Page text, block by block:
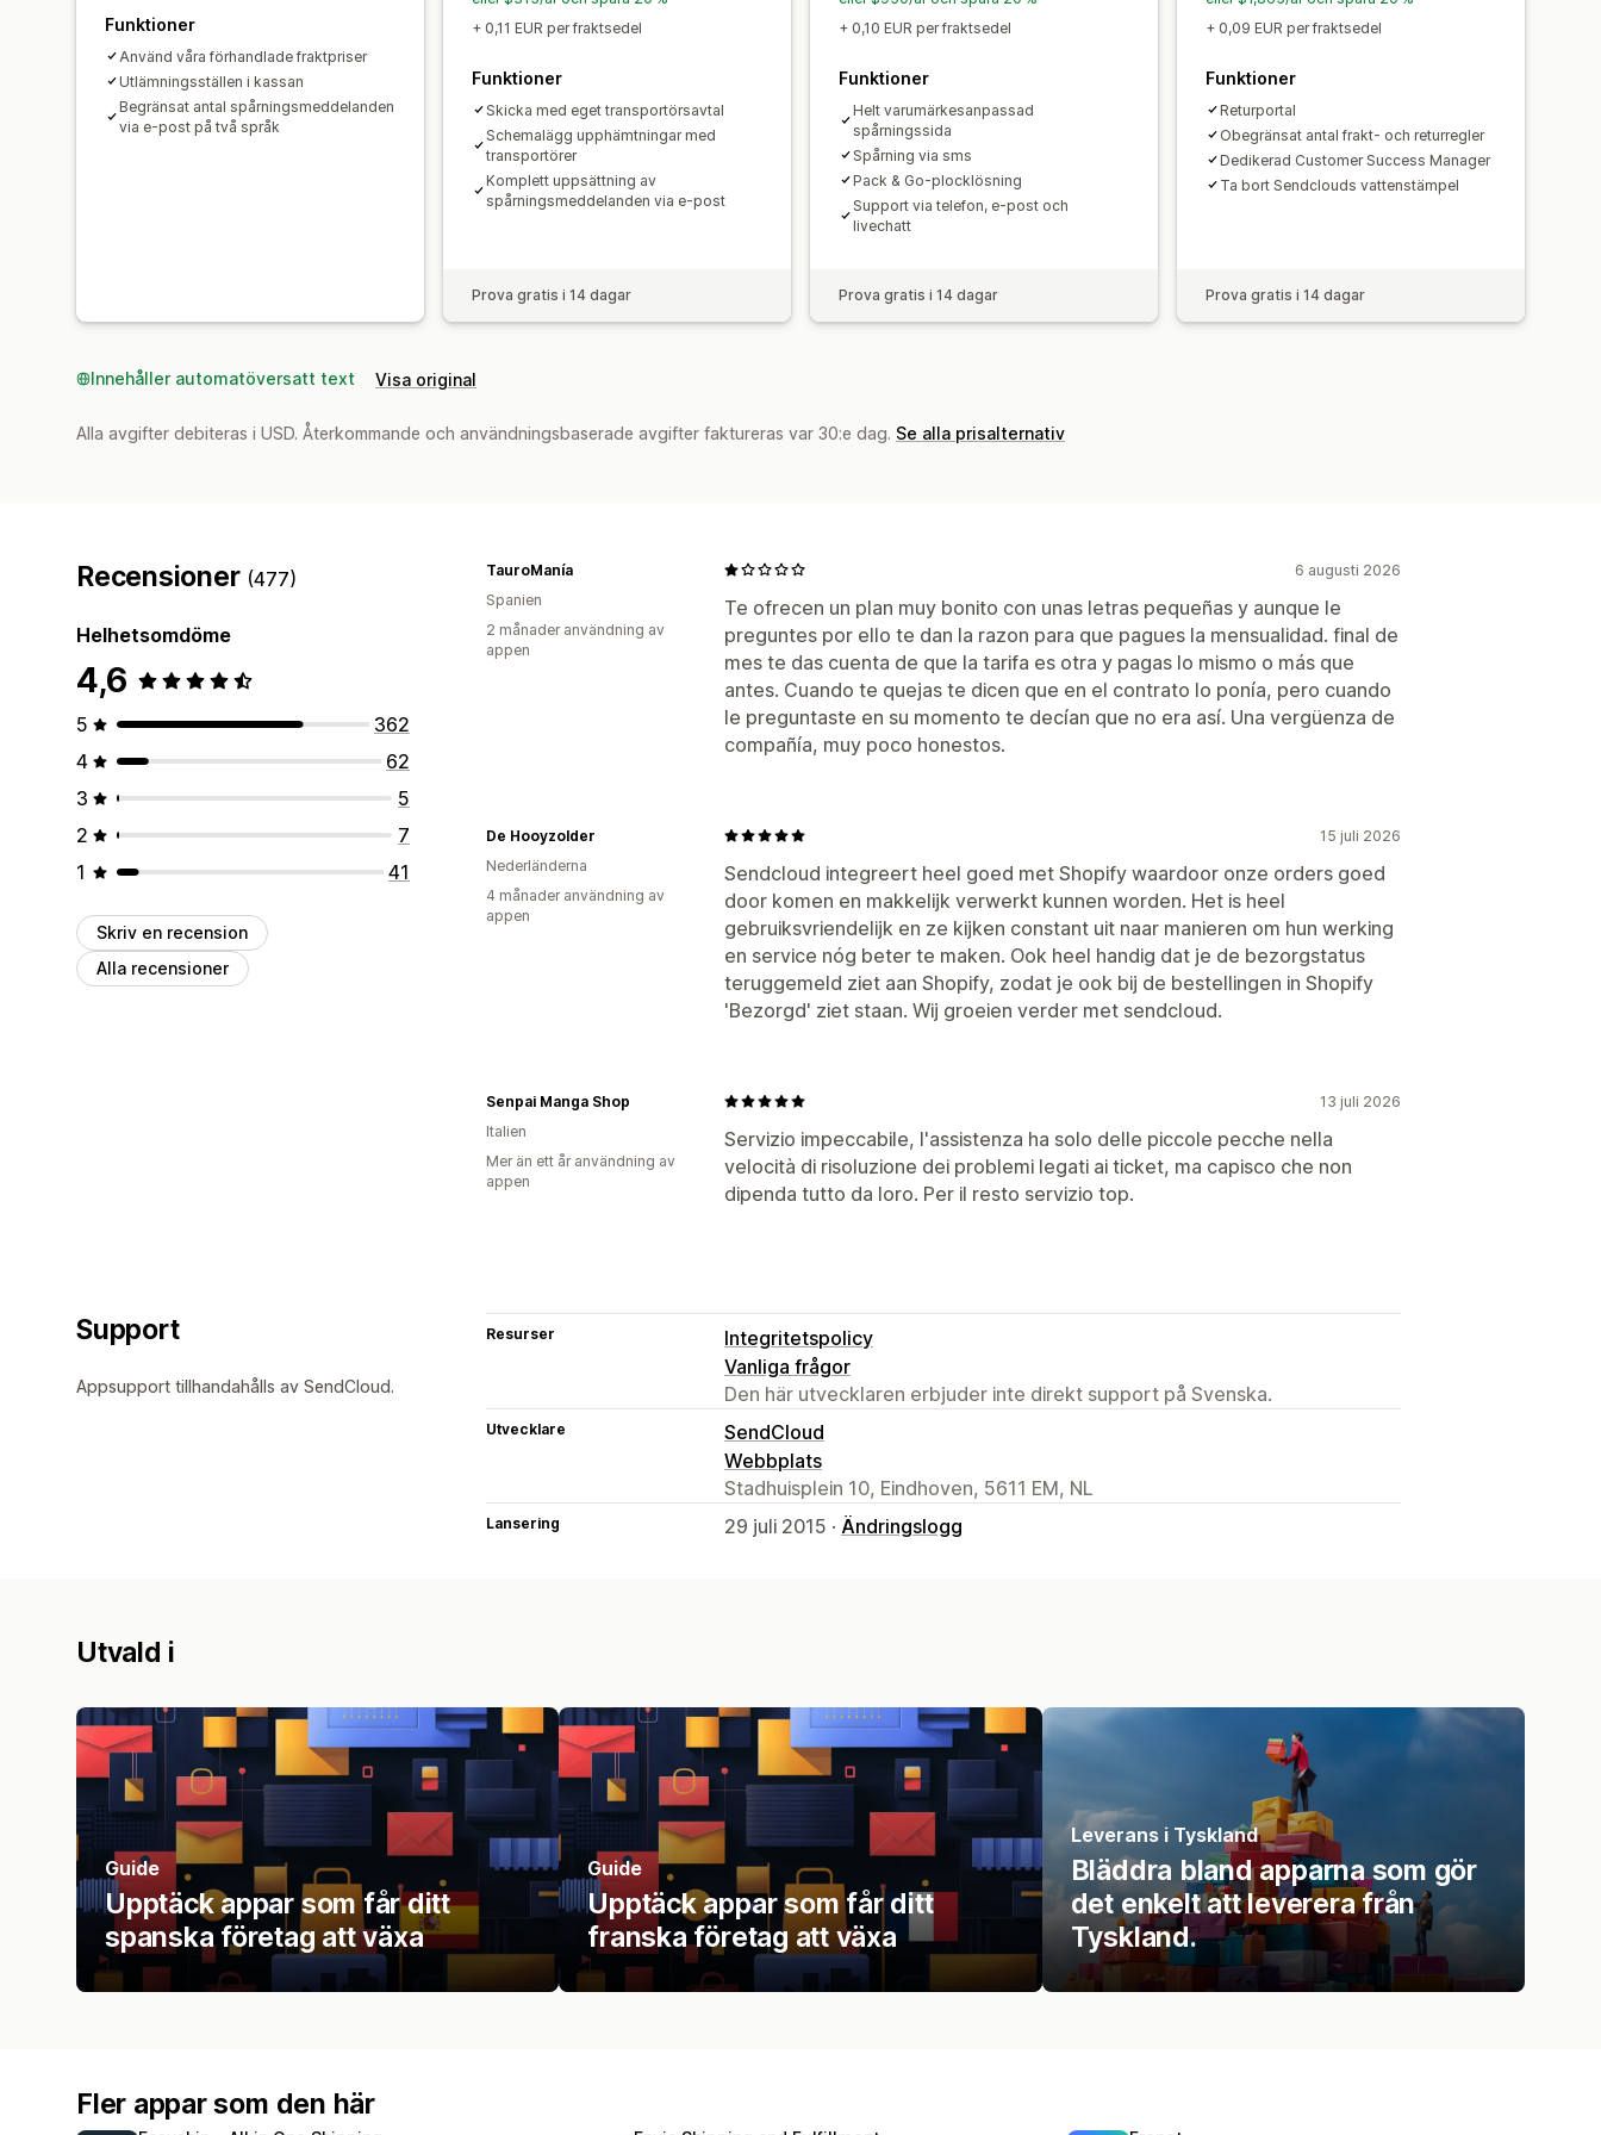
Funktioner
Använd våra förhandlade fraktpriser
Utlämningsställen i kassan
Begränsat antal spårningsmeddelanden
via e-post på två språk
+ 0,11 EUR per fraktsedel
Funktioner
Skicka med eget transportörsavtal
Schemalägg upphämtningar med
transportörer
Komplett uppsättning av
spårningsmeddelanden via e-post
Prova gratis i 14 dagar
+ 0,10 EUR per fraktsedel
Funktioner
Helt varumärkesanpassad
spårningssida
Spårning via sms
Pack & Go-plocklösning
Support via telefon, e-post och
livechatt
Prova gratis i 14 dagar
+ 0,09 EUR per fraktsedel
Funktioner
Returportal
Obegränsat antal frakt- och returregler
Dedikerad Customer Success Manager
Ta bort Sendclouds vattenstämpel
Prova gratis i 14 dagar
Innehåller automatöversatt text Visa original
Alla avgifter debiteras i USD. Återkommande och användningsbaserade avgifter faktureras var 30:e dag. Se alla prisalternativ
Recensioner (477)
Helhetsomdöme
4,6
5
362
4
62
3
5
2
7
1
41
Skriv en recension
Alla recensioner
6 augusti 2026
Te ofrecen un plan muy bonito con unas letras pequeñas y aunque le
preguntes por ello te dan la razon para que pagues la mensualidad. final de
mes te das cuenta de que la tarifa es otra y pagas lo mismo o más que
antes. Cuando te quejas te dicen que en el contrato lo ponía, pero cuando
le preguntaste en su momento te decían que no era así. Una vergüenza de
compañía, muy poco honestos.
TauroManía
Spanien
2 månader användning av
appen
15 juli 2026
Sendcloud integreert heel goed met Shopify waardoor onze orders goed
door komen en makkelijk verwerkt kunnen worden. Het is heel
gebruiksvriendelijk en ze kijken constant uit naar manieren om hun werking
en service nóg beter te maken. Ook heel handig dat je de bezorgstatus
teruggemeld ziet aan Shopify, zodat je ook bij de bestellingen in Shopify
'Bezorgd' ziet staan. Wij groeien verder met sendcloud.
De Hooyzolder
Nederländerna
4 månader användning av
appen
13 juli 2026
Servizio impeccabile, l'assistenza ha solo delle piccole pecche nella
velocità di risoluzione dei problemi legati ai ticket, ma capisco che non
dipenda tutto da loro. Per il resto servizio top.
Senpai Manga Shop
Italien
Mer än ett år användning av
appen
Support
Appsupport tillhandahålls av SendCloud.
Resurser
Integritetspolicy
Vanliga frågor
Den här utvecklaren erbjuder inte direkt support på Svenska.
Utvecklare
SendCloud
Webbplats
Stadhuisplein 10, Eindhoven, 5611 EM, NL
Lansering 29 juli 2015 · Ändringslogg
Utvald i
Guide
Upptäck appar som får ditt
spanska företag att växa
Guide
Upptäck appar som får ditt
franska företag att växa
Leverans i Tyskland
Bläddra bland apparna som gör
det enkelt att leverera från
Tyskland.
Fler appar som den här